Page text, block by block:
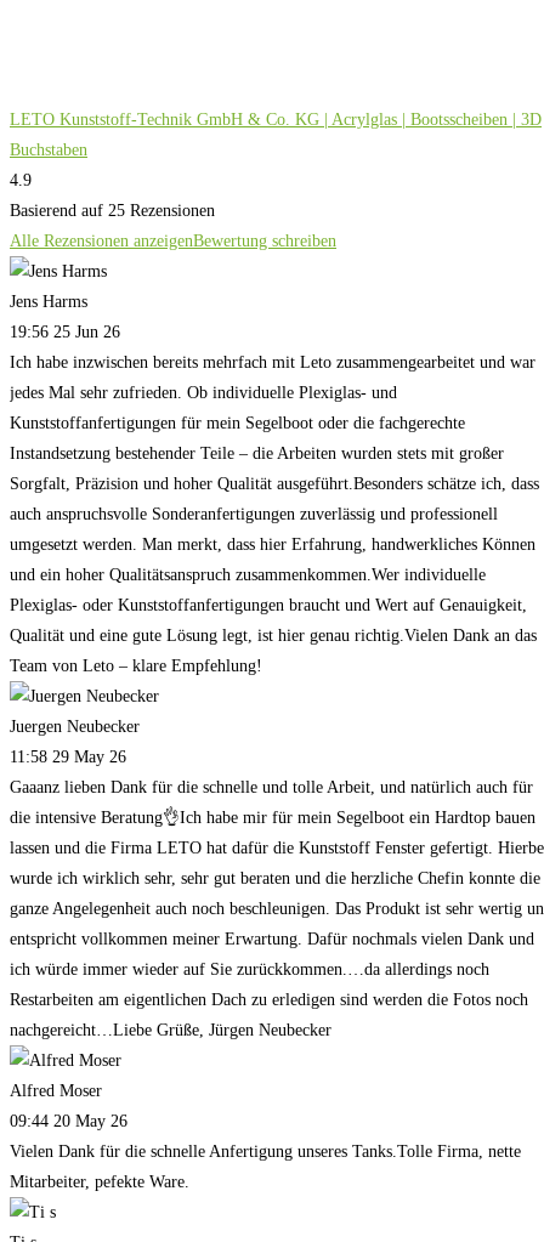
LETO Kunststoff-Technik GmbH & Co. KG | Acrylglas | Bootsscheiben | 3D
Buchstaben
4.9
Basierend auf 25 Rezensionen
Alle Rezensionen anzeigenBewertung schreiben
Jens Harms
19:56 25 Jun 26
Ich habe inzwischen bereits mehrfach mit Leto zusammengearbeitet und war
jedes Mal sehr zufrieden. Ob individuelle Plexiglas- und
Kunststoffanfertigungen für mein Segelboot oder die fachgerechte
Instandsetzung bestehender Teile – die Arbeiten wurden stets mit großer
Sorgfalt, Präzision und hoher Qualität ausgeführt.Besonders schätze ich, dass
auch anspruchsvolle Sonderanfertigungen zuverlässig und professionell
umgesetzt werden. Man merkt, dass hier Erfahrung, handwerkliches Können
und ein hoher Qualitätsanspruch zusammenkommen.Wer individuelle
Plexiglas- oder Kunststoffanfertigungen braucht und Wert auf Genauigkeit,
Qualität und eine gute Lösung legt, ist hier genau richtig.Vielen Dank an das
Team von Leto – klare Empfehlung!
Juergen Neubecker
11:58 29 May 26
Gaaanz lieben Dank für die schnelle und tolle Arbeit, und natürlich auch für
die intensive Beratung👌Ich habe mir für mein Segelboot ein Hardtop bauen
lassen und die Firma LETO hat dafür die Kunststoff Fenster gefertigt.
wurde ich wirklich sehr, sehr gut beraten und die herzliche Chefin konnte die
ganze Angelegenheit auch noch beschleunigen. Das Produkt ist sehr wertig
entspricht vollkommen meiner Erwartung. Dafür nochmals vielen Dank und
ich würde immer wieder auf Sie zurückkommen.…da allerdings noch
Restarbeiten am eigentlichen Dach zu erledigen sind werden die Fotos noch
nachgereicht…Liebe Grüße, Jürgen Neubecker
Alfred Moser
09:44 20 May 26
Vielen Dank für die schnelle Anfertigung unseres Tanks.Tolle Firma, nette
Mitarbeiter, pefekte Ware.